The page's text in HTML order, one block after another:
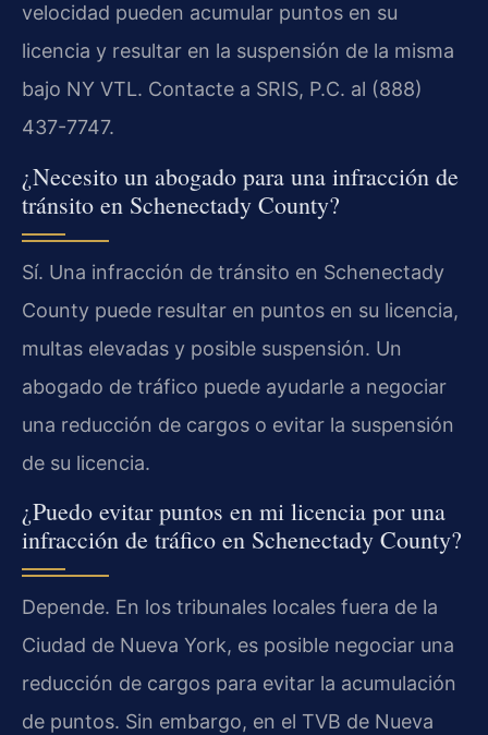
velocidad pueden acumular puntos en su
licencia y resultar en la suspensión de la misma
bajo NY VTL. Contacte a SRIS, P.C. al (888)
437-7747.
¿Necesito un abogado para una infracción de
tránsito en Schenectady County?
Sí. Una infracción de tránsito en Schenectady
County puede resultar en puntos en su licencia,
multas elevadas y posible suspensión. Un
abogado de tráfico puede ayudarle a negociar
una reducción de cargos o evitar la suspensión
de su licencia.
¿Puedo evitar puntos en mi licencia por una
infracción de tráfico en Schenectady County?
Depende. En los tribunales locales fuera de la
Ciudad de Nueva York, es posible negociar una
reducción de cargos para evitar la acumulación
de puntos. Sin embargo, en el TVB de Nueva